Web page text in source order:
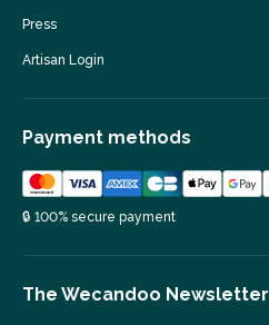
Press
Artisan Login
Payment methods
🔒 100% secure payment
The Wecandoo Newsletter